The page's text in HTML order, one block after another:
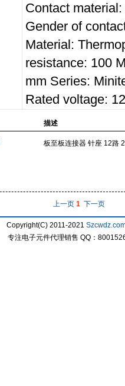
Contact
Gender of
Material:
resistance: 100
mm Series:
Rated voltage:
描述
板至板连接器 针座 12路
上一页 1 下一页
Copyright(C) 2011-2021
专注电子元件代理销售 QQ：